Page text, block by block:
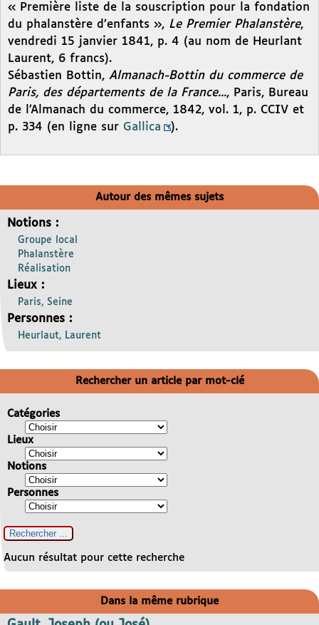
« Première liste de la souscription pour la fondation
du phalanstère d’enfants », Le Premier Phalanstère,
vendredi 15 janvier 1841, p. 4 (au nom de Heurlant
Laurent, 6 francs).
Sébastien Bottin, Almanach-Bottin du commerce de
Paris, des départements de la France..., Paris, Bureau
de l’Almanach du commerce, 1842, vol. 1, p. CCIV et
p. 334 (en ligne sur Gallica ).
Autour des mêmes sujets
Notions :
Groupe local
Phalanstère
Réalisation
Lieux :
Paris, Seine
Personnes :
Heurlaut, Laurent
Rechercher un article par mot-clé
Catégories
Lieux
Notions
Personnes
Aucun résultat pour cette recherche
Dans la même rubrique